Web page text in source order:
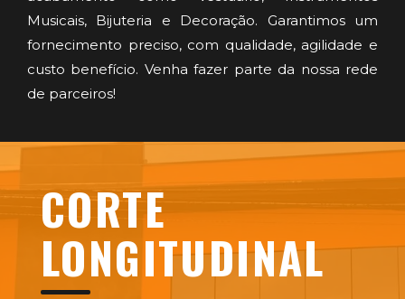
Musicais, Bijuteria e Decoração. Garantimos um
fornecimento preciso, com qualidade, agilidade e
custo benefício. Venha fazer parte da nossa rede
de parceiros!
CORTE
LONGITUDINAL